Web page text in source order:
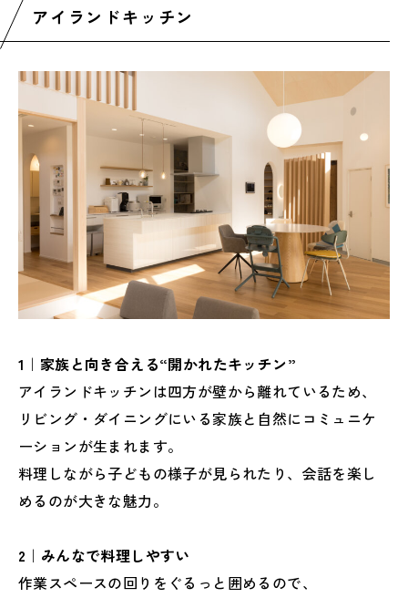
アイランドキッチン
1｜家族と向き合える“開かれたキッチン”
アイランドキッチンは四方が壁から離れているため、
リビング・ダイニングにいる家族と自然にコミュニケ
ーションが生まれます。
料理しながら子どもの様子が見られたり、会話を楽し
めるのが大きな魅力。
2｜みんなで料理しやすい
作業スペースの回りをぐるっと囲めるので、